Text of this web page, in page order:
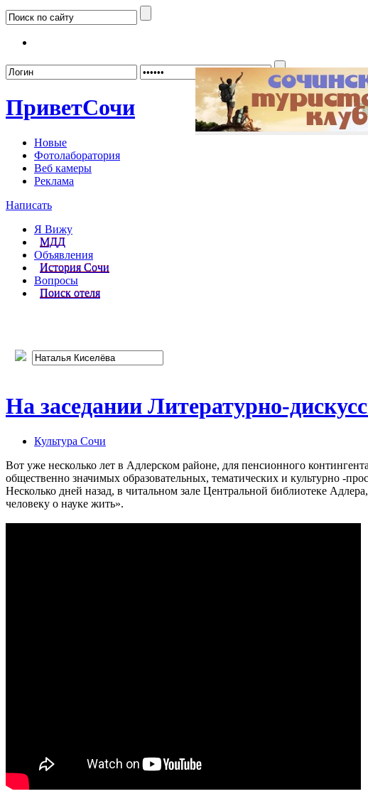
Забыли пароль?
ПриветСочи
Новые
Фотолаборатория
Веб камеры
Реклама
Написать
Я Вижу
МДД
Объявления
История Сочи
Вопросы
Поиск отеля
На заседании Литературно-
Культура Сочи
Вот уже несколько лет в Адлерском районе, для пенсионного
общественно значимых образовательных, тематических и культурно -
Несколько дней назад, в читальном зале Центральной библиотеке
человеку о науке жить».